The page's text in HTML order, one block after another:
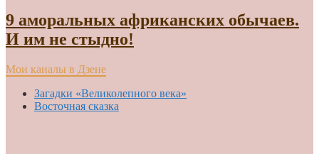
9 аморальных африканских обычаев.
И им не стыдно!
Мои каналы в Дзене
Загадки «Великолепного века»
Восточная сказка